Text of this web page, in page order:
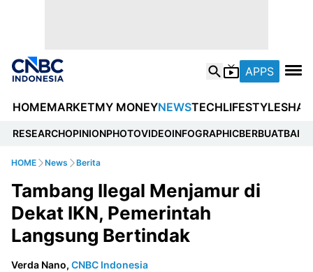
APPS
HOMEMARKETMY MONEYNEWSTECHLIFESTYLE
RESEARCHOPINIONPHOTOVIDEOINFOGRAPHIC
HOME News Berita
Tambang Ilegal Menjamur di
Dekat IKN, Pemerintah
Langsung Bertindak
Verda Nano, CNBC Indonesia